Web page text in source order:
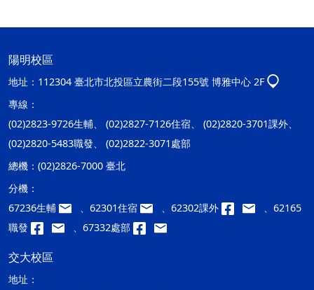
陽明校區
地址： 112304 臺北市北投區立農街二段155號 博雅中心 2F
專線：
(02)2823-9726生輔、 (02)2827-7126住宿、 (02)2820-3701課外、
(02)2820-5483職發、 (02)2822-3071處部
總機： (02)2826-7000 臺北
分機：
67236生輔
、62301住宿 、62302課外
、62165
職發
、67332處部
交大校區
地址：